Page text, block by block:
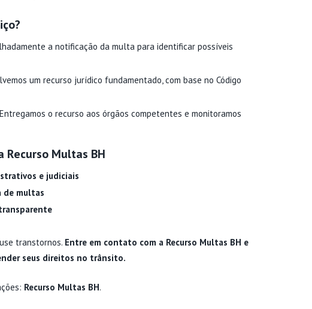
a notificação da multa para identificar possíveis
um recurso jurídico fundamentado, com base no Código
o recurso aos órgãos competentes e monitoramos
Recurso Multas BH
e judiciais
de multas
transtornos. Entre em contato com a Recurso Multas BH e
seus direitos no trânsito.
Recurso Multas BH.